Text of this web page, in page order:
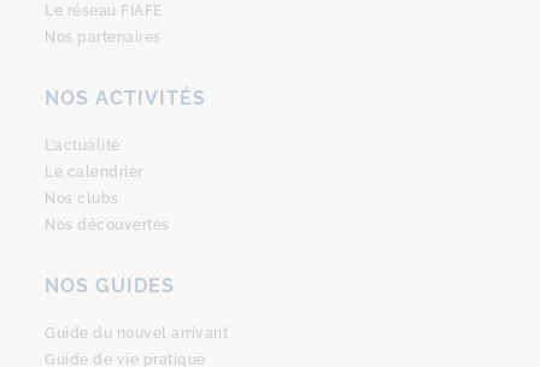
Le réseau FIAFE
Nos partenaires
NOS ACTIVITÉS
L’actualité
Le calendrier
Nos clubs
Nos découvertes
NOS GUIDES
Guide du nouvel arrivant
Guide de vie pratique